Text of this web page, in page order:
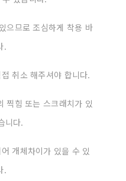
으므로 조심하게 착용 바
.
취소 해주셔야 합니다.
찍힘 또는 스크래치가 있
니다.
개체차이가 있을 수 있
.